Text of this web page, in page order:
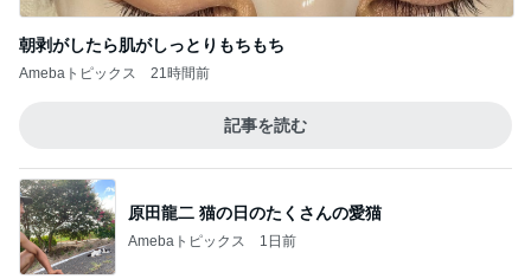
朝剥がしたら肌がしっとりもちもち
Amebaトピックス 21時間前
記事を読む
原田龍二 猫の日のたくさんの愛猫
Amebaトピックス 1日前